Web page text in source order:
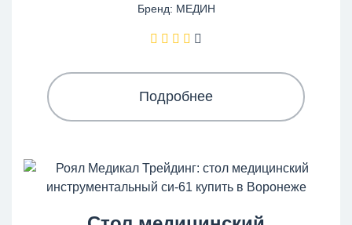
Бренд: МЕДИН
Подробнее